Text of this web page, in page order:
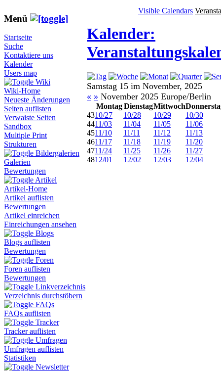
Menü
Startseite
Suche
Kontaktiere uns
Kalender
Users map
Wiki
Wiki-Home
Neueste Änderungen
Seiten auflisten
Verwaiste Seiten
Sandbox
Multiple Print
Strukturen
Bildergalerien
Galerien
Bewertungen
Artikel
Artikel-Home
Artikel auflisten
Bewertungen
Artikel einreichen
Einreichungen ansehen
Blogs
Blogs auflisten
Bewertungen
Foren
Foren auflisten
Bewertungen
Linkverzeichnis
Verzeichnis durchstöbern
FAQs
FAQs auflisten
Tracker
Tracker auflisten
Umfragen
Umfragen auflisten
Statistiken
Newsletter
Visible Calendars
Kalender:
Samstag 15 im November, 2025
« » November 2025 Europe/Berlin
Montag DienstagMittwoch
4310/27 10/28 10/29
10/30
4411/03 11/04 11/05
11/06
4511/10 11/11 11/12
11/13
4611/17 11/18 11/19
11/20
4711/24 11/25 11/26
11/27
4812/01 12/02 12/03 12/04